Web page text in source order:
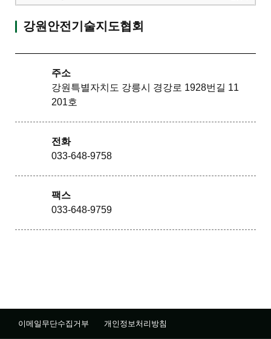
강원안전기술지도협회
주소
강원특별자치도 강릉시 경강로 1928번길 11
201호
전화
033-648-9758
팩스
033-648-9759
이메일무단수집거부 개인정보처리방침